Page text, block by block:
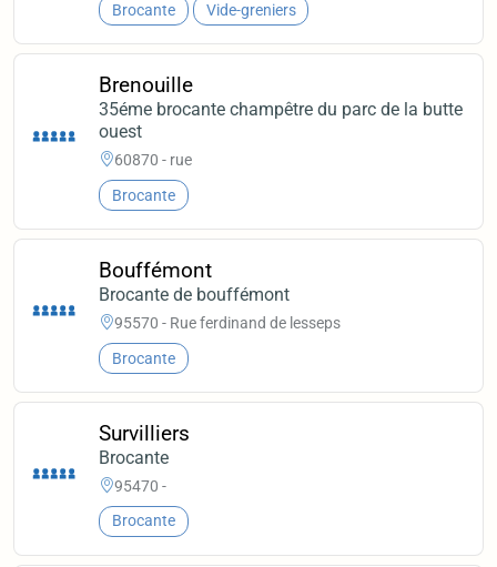
Brocante Vide-greniers
Brenouille
35éme brocante champêtre du parc de la butte
ouest
60870 - rue
Brocante
Bouffémont
Brocante de bouffémont
95570 - Rue ferdinand de lesseps
Brocante
Survilliers
Brocante
95470 -
Brocante